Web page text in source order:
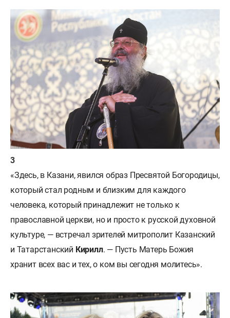
«Здесь, в Казани, явился образ Пресвятой Богородицы,
который стал родным и близким для каждого
человека, который принадлежит не только к
православной церкви, но и просто к русской духовной
культуре, — встречал зрителей митрополит Казанский
и Татарстанский Кирилл. — Пусть Матерь Божия
хранит всех вас и тех, о ком вы сегодня молитесь».